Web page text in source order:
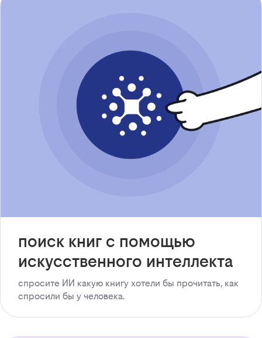
поиск книг с помощью
искусственного интеллекта
спросите ИИ какую книгу хотели бы прочитать, как
спросили бы у человека.